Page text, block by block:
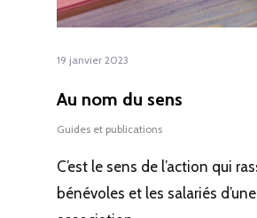
19 janvier 2023
Au nom du sens
Guides et publications
C’est le sens de l’action qui
bénévoles et les salariés d’une